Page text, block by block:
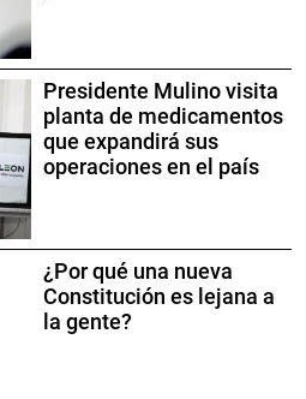
Presidente Mulino visita
planta de medicamentos
que expandirá sus
operaciones en el país
¿Por qué una nueva
Constitución es lejana a
la gente?